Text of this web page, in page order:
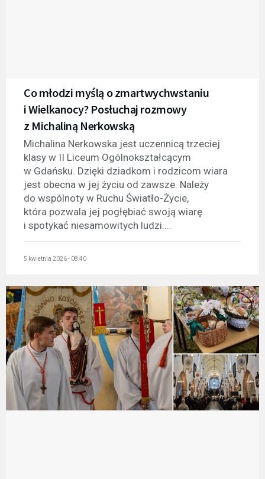
Co młodzi myślą o zmartwychwstaniu
i Wielkanocy? Posłuchaj rozmowy
z Michaliną Nerkowską
Michalina Nerkowska jest uczennicą trzeciej
klasy w II Liceum Ogólnokształcącym
w Gdańsku. Dzięki dziadkom i rodzicom wiara
jest obecna w jej życiu od zawsze. Należy
do wspólnoty w Ruchu Światło-Życie,
która pozwala jej pogłębiać swoją wiarę
i spotykać niesamowitych ludzi....
5 kwietnia 2026 - 08:40